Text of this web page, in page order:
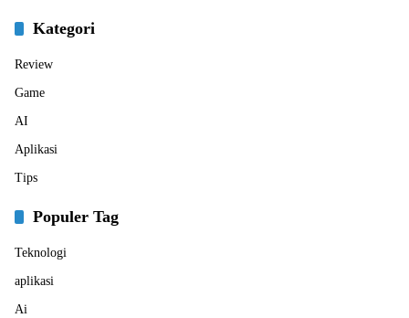
Kategori
Review
Game
AI
Aplikasi
Tips
Populer Tag
Teknologi
aplikasi
Ai